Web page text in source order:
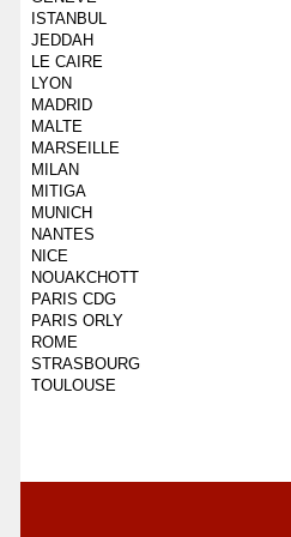
ISTANBUL
JEDDAH
LE CAIRE
LYON
MADRID
MALTE
MARSEILLE
MILAN
MITIGA
MUNICH
NANTES
NICE
NOUAKCHOTT
PARIS CDG
PARIS ORLY
ROME
STRASBOURG
TOULOUSE